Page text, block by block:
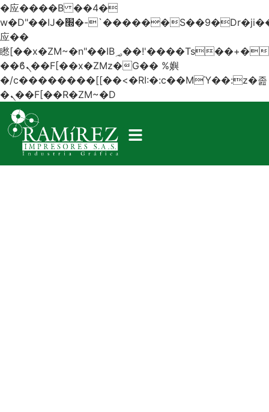
�应����B ��4�
w�D"��IJ�׭�-`������S��9�Dr�ji��EJ߅��gJ�
应��
矁[��x�ZM~�n"��IB؃��!'����Тѕ��+��(m��IK�ʭ�/|
��ϐܢ��F[��x�ZMz�G�� %嬩
�/c��������[[��<�RI:�:c��MΎ��:z�졾
�ܢ��F[��R�ZM~�D